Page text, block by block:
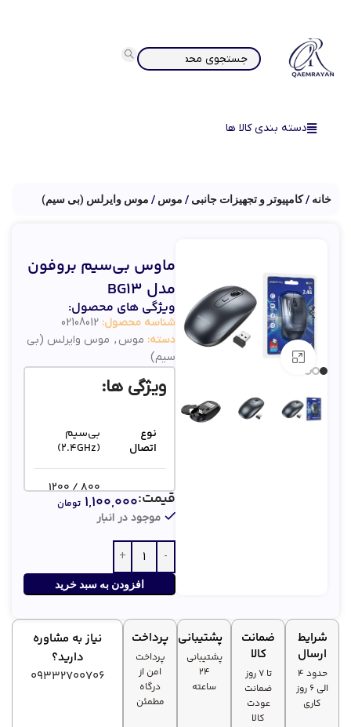
دسته بندی کالا ها
خانه کامپیوتر و تجهیزات جانبی موس موس وایرلس (بی سیم)
بزرگنمایی تصویر
ماوس بی‌سیم بروفون
مدل BG13
ویژگی های محصول:
شناسه محصول: 02108012
دسته: موس , موس وایرلس (بی
سیم)
ویژگی ها:
نوع
اتصال
بی‌سیم
(۲.۴GHz)
دقت
(DPI)
۸۰۰ / ۱۲۰۰
/ ۱۶۰۰
(قابل
سازگاری
PC / Laptop
(Plug &
موجود در انبار
افزودن به سبد خرید
قیمت:۱,۱۰۰,۰۰۰ تومان
شرایط
ارسال
حدود 4
الی 6 روز
کاری
ضمانت
کالا
تا ۷ روز
ضمانت
عودت
کالا
پشتیبانی
پشتیبانی
۲۴
ساعته
پرداخت
پرداخت
امن از
درگاه
مطمئن
نیاز به مشاوره
دارید؟
09332700706